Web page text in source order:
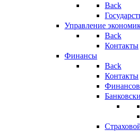
Back
Управление
Back
Контакты
Финансы
Back
Контакты